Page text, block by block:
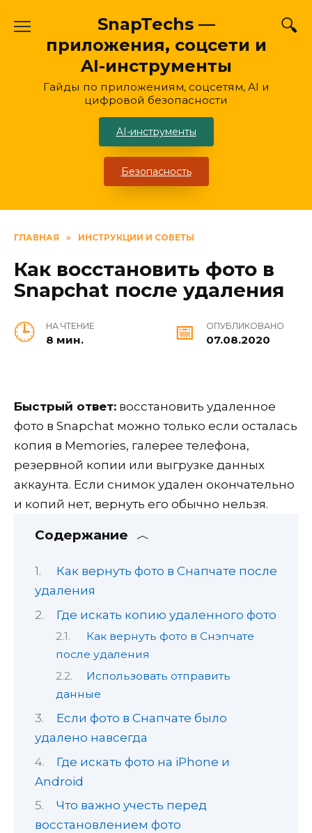
содержанию
SnapTechs —
приложения, соцсети и
AI-инструменты
Гайды по приложениям, соцсетям, AI и
цифровой безопасности
AI-инструменты
Безопасность
ГЛАВНАЯ » ИНСТРУКЦИИ И СОВЕТЫ
Как восстановить фото в
Snapchat после удаления
НА ЧТЕНИЕ
8 мин.
ОПУБЛИКОВАНО
07.08.2020
Быстрый ответ: восстановить удаленное
фото в Snapchat можно только если осталась
копия в Memories, галерее телефона,
резервной копии или выгрузке данных
аккаунта. Если снимок удален окончательно
и копий нет, вернуть его обычно нельзя.
Содержание
Как вернуть фото в Снапчате после
удаления
Где искать копию удаленного фото
Как вернуть фото в Снэпчате
после удаления
Использовать отправить
данные
Если фото в Снапчате было
удалено навсегда
Где искать фото на iPhone и
Android
Что важно учесть перед
восстановлением фото